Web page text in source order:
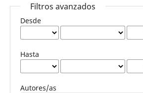
Filtros avanzados
Desde
Hasta
Autores/as